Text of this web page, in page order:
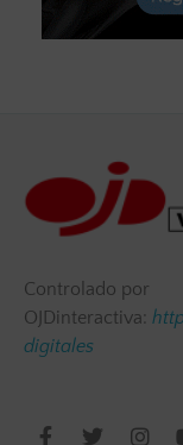
Controlado por
OJDinteractiva:
digitales